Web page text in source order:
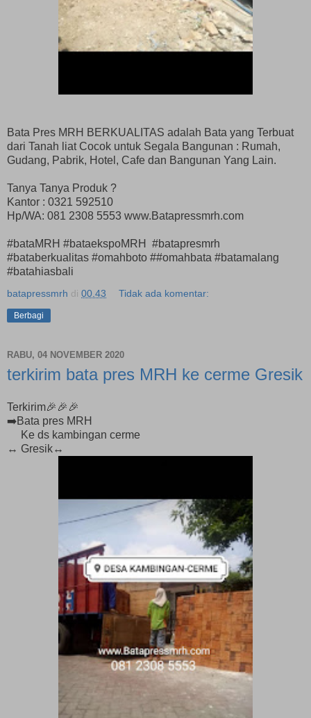
Bata Pres MRH BERKUALITAS adalah Bata yang Terbuat
dari Tanah liat Cocok untuk Segala Bangunan : Rumah,
Gudang, Pabrik, Hotel, Cafe dan Bangunan Yang Lain.
Tanya Tanya Produk ?
Kantor : 0321 592510
Hp/WA: 081 2308 5553 www.Batapressmrh.com
#bataMRH #bataekspoMRH #batapresmrh
#bataberkualitas #omahboto ##omahbata #batamalang
#batahiasbali
batapressmrh di 00.43 Tidak ada komentar:
Berbagi
RABU, 04 NOVEMBER 2020
terkirim bata pres MRH ke cerme Gresik
Terkirim🎉🎉🎉
➡️Bata pres MRH
Ke ds kambingan cerme
↔️ Gresik↔️